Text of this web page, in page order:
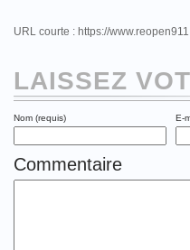
URL courte : https://
LAISSEZ
Nom (requis) E-
Commentaire